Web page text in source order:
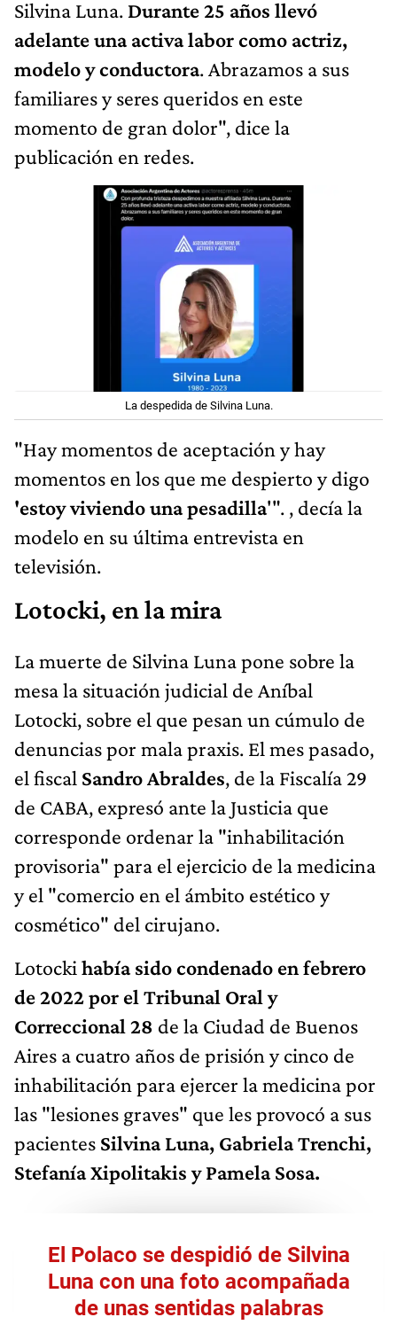
Silvina Luna. Durante 25 años llevó
adelante una activa labor como actriz,
modelo y conductora. Abrazamos a sus
familiares y seres queridos en este
momento de gran dolor", dice la
publicación en redes.
La despedida de Silvina Luna.
"Hay momentos de aceptación y hay
momentos en los que me despierto y digo
'estoy viviendo una pesadilla'". , decía la
modelo en su última entrevista en
televisión.
Lotocki, en la mira
La muerte de Silvina Luna pone sobre la
mesa la situación judicial de Aníbal
Lotocki, sobre el que pesan un cúmulo de
denuncias por mala praxis. El mes pasado,
el fiscal Sandro Abraldes, de la Fiscalía 29
de CABA, expresó ante la Justicia que
corresponde ordenar la "inhabilitación
provisoria" para el ejercicio de la medicina
y el "comercio en el ámbito estético y
cosmético" del cirujano.
Lotocki había sido condenado en febrero
de 2022 por el Tribunal Oral y
Correccional 28 de la Ciudad de Buenos
Aires a cuatro años de prisión y cinco de
inhabilitación para ejercer la medicina por
las "lesiones graves" que les provocó a sus
pacientes Silvina Luna, Gabriela Trenchi,
Stefanía Xipolitakis y Pamela Sosa.
El Polaco se despidió de Silvina
Luna con una foto acompañada
de unas sentidas palabras